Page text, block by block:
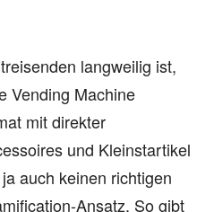
langweilig ist,
Vending Machine
mit direkter
und Kleinstartikel
auch keinen richtigen
Ansatz. So gibt